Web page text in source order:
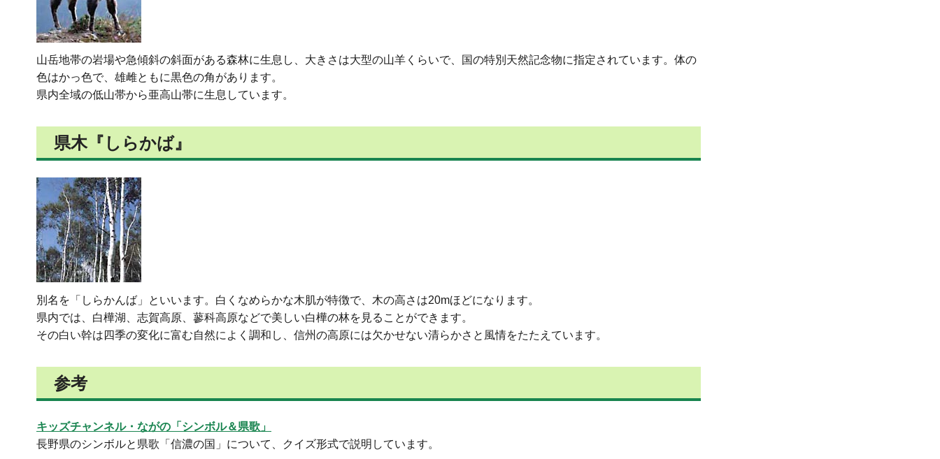
山岳地帯の岩場や急傾斜の斜面がある森林に生息し、大きさは大型の山羊くらいで、国の特別天然記念物に指定されています。体の
色はかっ色で、雄雌ともに黒色の角があります。
県内全域の低山帯から亜高山帯に生息しています。
県木『しらかば』
別名を「しらかんば」といいます。白くなめらかな木肌が特徴で、木の高さは20mほどになります。
県内では、白樺湖、志賀高原、蓼科高原などで美しい白樺の林を見ることができます。
その白い幹は四季の変化に富む自然によく調和し、信州の高原には欠かせない清らかさと風情をたたえています。
参考
キッズチャンネル・ながの「シンボル＆県歌」
長野県のシンボルと県歌「信濃の国」について、クイズ形式で説明しています。